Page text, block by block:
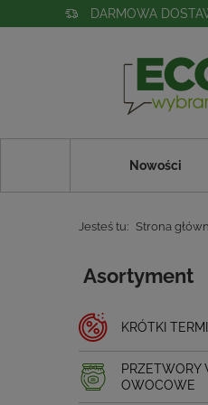
DARMOWA
Nowości
Jesteś tu: Strona
Asortyment
KRÓTKI
PRZETWORY
OWOCOWE